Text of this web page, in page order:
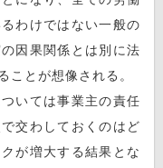
わけではない一般の
因果関係とは別に法
ことが想像される。
いては事業主の責任
交わしておくのはど
が増大する結果とな